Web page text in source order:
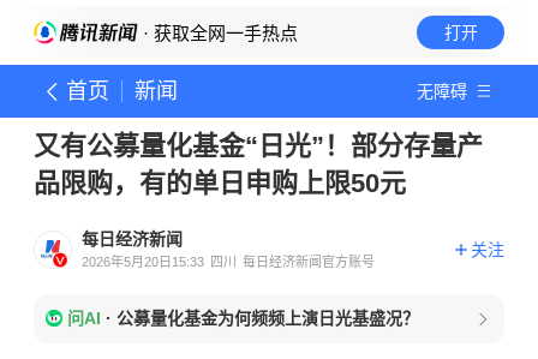
· 获取全网一手热点 打开
首页 新闻 无障碍
又有公募量化基金“日光”！部分存量产
品限购，有的单日申购上限50元
每日经济新闻
2026年5月20日15:33 四川 每日经济新闻官方账号
关注
问AI · 公募量化基金为何频频上演日光基盛况？